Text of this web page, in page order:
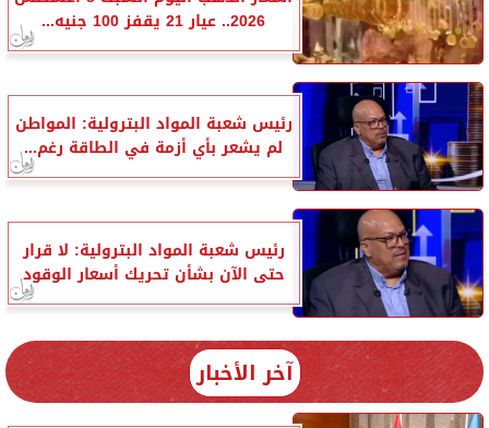
2026.. عيار 21 يقفز 100 جنيه...
رئيس شعبة المواد البترولية: المواطن
لم يشعر بأي أزمة في الطاقة رغم...
رئيس شعبة المواد البترولية: لا قرار
حتى الآن بشأن تحريك أسعار الوقود
آخر الأخبار